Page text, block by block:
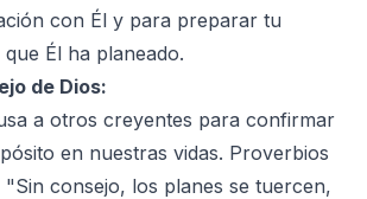
con Él y para preparar tu
Él ha planeado.
de Dios:
a otros creyentes para confirmar
en nuestras vidas. Proverbios
"Sin consejo, los planes se tuercen,